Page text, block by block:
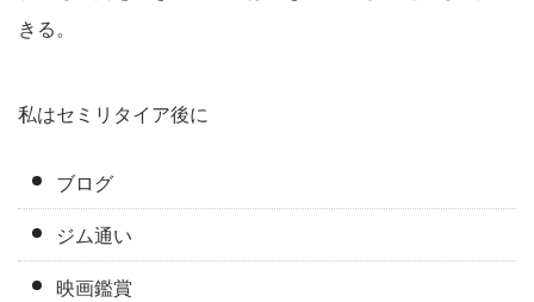
きる。
私はセミリタイア後に
ブログ
ジム通い
映画鑑賞